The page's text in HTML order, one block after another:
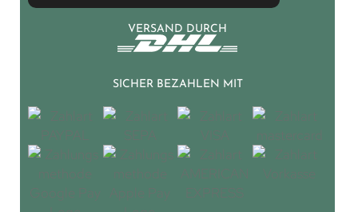
VERSAND DURCH
SICHER BEZAHLEN MIT